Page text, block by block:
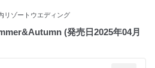
リゾートウエディング
(発売日2025年04月